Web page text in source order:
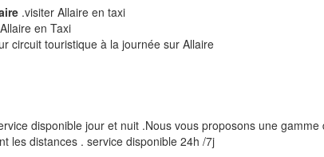
.visiter Allaire en taxi
en Taxi
circuit touristique à la journée sur Allaire
disponible jour et nuit .Nous vous proposons une gamme
les distances . service disponible 24h /7j